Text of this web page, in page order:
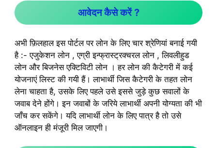
आवेदन कैसे करें ?
अभी फ़िलहाल इस पोर्टल पर लोन के लिए चार श्रेणियां बनाई गयी
है :- एजुकेशन लोन , एग्री इन्फ्रास्ट्रक्चरल लोन , लिवलीहुड
लोन और बिजनेस एक्टिविटी लोन । हर लोन की कैटेगरी में कई
योजनाएं लिस्ट की गयी हैं। लाभार्थी जिस कैटेगरी के तहत लोन
लेना चाहता है, उसके लिए पहले उसे इससे जुड़े कुछ सवालों के
जवाब देने होंगे। इन जवाबों के जरिये लाभार्थी अपनी योग्यता की भी
जाँच कर सकेंगे। यदि लाभार्थी लोन के लिए पात्र है तो उसे
ऑनलाइन ही मंजूरी मिल जाएगी।